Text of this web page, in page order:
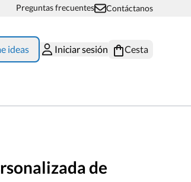
Preguntas frecuentes Contáctanos
ideas Iniciar sesión Cesta
de